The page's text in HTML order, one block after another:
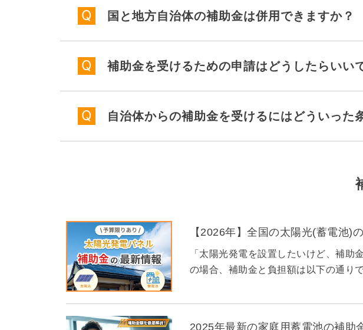
国と地方自治体の補助金は併用できますか？
補助金を受けるための申請はどうしたらいい
自治体からの補助金を受けるにはどういった
【2026年】全国の太陽光(蓄電池)
「太陽光発電を設置したいけど、補
の場合、補助金と負担額は以下の通り
2025年最新の家庭用蓄電池の補助